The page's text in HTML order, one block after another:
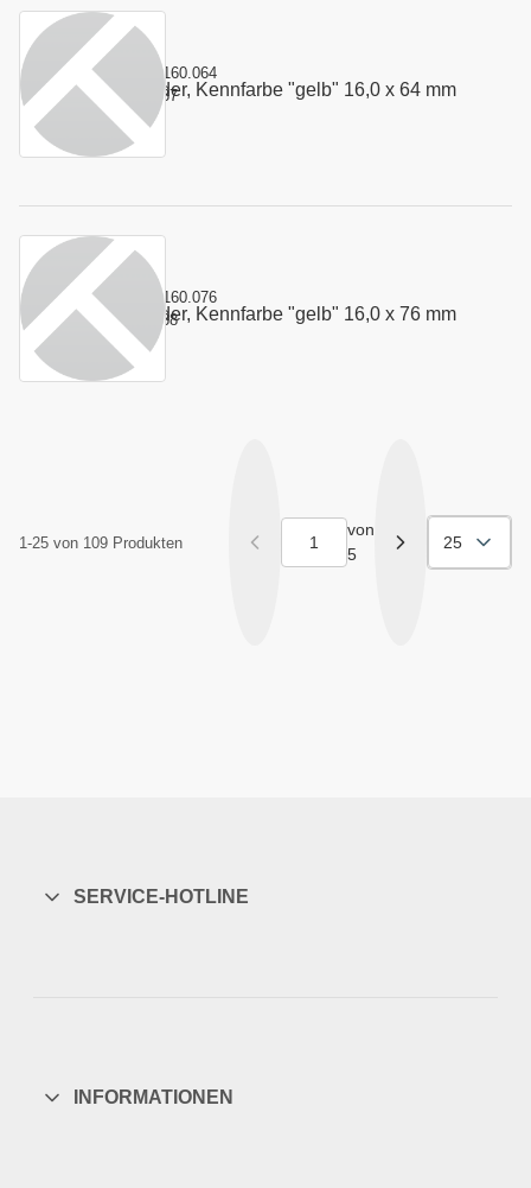
Stempelfeder, Kennfarbe "gelb" 16,0 x 64 mm
Kurzname:
4.160.064
Art.-Nr.:
100337
Stempelfeder, Kennfarbe "gelb" 16,0 x 76 mm
Kurzname:
4.160.076
Art.-Nr.:
100338
1-25 von 109 Produkten
von
5
25
SERVICE-HOTLINE
INFORMATIONEN